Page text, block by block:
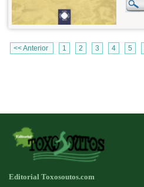
<< Anterior 1 2 3 4 5
Editorial Toxosoutos.com